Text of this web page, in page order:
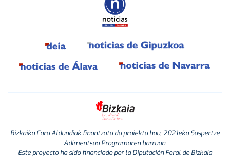
Bizkaiko Foru Aldundiak finantzatu du proiektu hau, 2021eko Suspertze
Adimentsua Programaren barruan.
Este proyecto ha sido financiado por la Diputación Foral de Bizkaia